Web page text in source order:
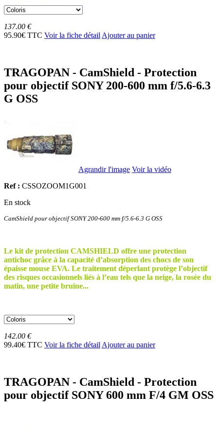
137.00 €
95.90€ TTC Voir la fiche détail Ajouter au panier
TRAGOPAN - CamShield - Protection
pour objectif SONY 200-600 mm f/5.6-6.3
G OSS
Agrandir l'image Voir la vidéo
Ref : CSSOZOOM1G001
En stock
CamShield pour objectif SONY 200-600 mm f/5.6-6.3 G OSS
Le kit de protection CAMSHIELD offre une protection
antichoc grâce à la capacité d’absorption des chocs de son
épaisse mouse EVA. Le traitement déperlant protège l’objectif
des risques occasionnels liés à l’eau tels que la neige, la rosée du
matin, une petite bruine...
142.00 €
99.40€ TTC Voir la fiche détail Ajouter au panier
TRAGOPAN - CamShield - Protection
pour objectif SONY 600 mm F/4 GM OSS